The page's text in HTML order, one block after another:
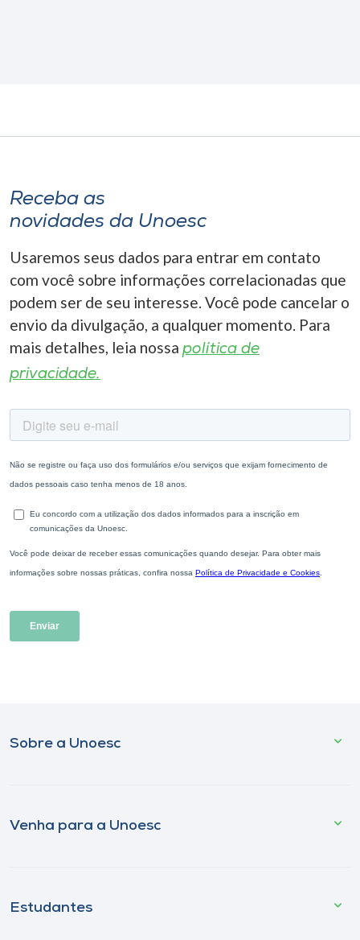
Receba as
novidades da Unoesc
Usaremos seus dados para entrar em contato
com você sobre informações correlacionadas que
podem ser de seu interesse. Você pode cancelar o
envio da divulgação, a qualquer momento. Para
mais detalhes, leia nossa política de
privacidade.
Sobre a Unoesc
Venha para a Unoesc
Estudantes